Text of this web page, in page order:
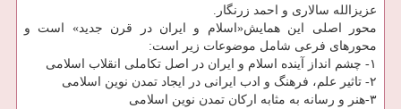
عزیزالله سالاری و احمد زرنگار.
محور اصلی این همایش«اسلام و ایران در قرن جدید» است و
محورهای فرعی شامل موضوعات زیر است:
۱- چشم انداز آینده اسلام و ایران در اصل تکاملی انقلاب اسلامی
۲- تاثیر علم، فرهنگ و ادب ایرانی در ایجاد تمدن نوین اسلامی
۳-هنر و رسانه به مثابه ارکان تمدن نوین اسلامی